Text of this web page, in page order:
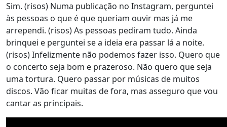
Sim. (risos) Numa publicação no Instagram, perguntei
às pessoas o que é que queriam ouvir mas já me
arrependi. (risos) As pessoas pediram tudo. Ainda
brinquei e perguntei se a ideia era passar lá a noite.
(risos) Infelizmente não podemos fazer isso. Quero que
o concerto seja bom e prazeroso. Não quero que seja
uma tortura. Quero passar por músicas de muitos
discos. Vão ficar muitas de fora, mas asseguro que vou
cantar as principais.